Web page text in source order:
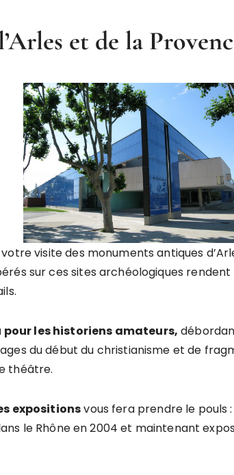
et de la
visite des monuments antiques
sur ces sites archéologiques rendent
pour les historiens amateurs,
du début du christianisme et de
théâtre.
expositionsvous fera prendre le pouls :
le Rhône en 2004 et maintenant